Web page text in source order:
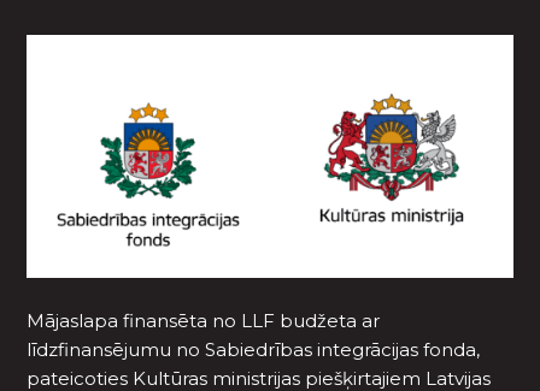
Mājaslapa finansēta no LLF budžeta ar
līdzfinansējumu no Sabiedrības integrācijas fonda,
pateicoties Kultūras ministrijas piešķirtajiem Latvijas